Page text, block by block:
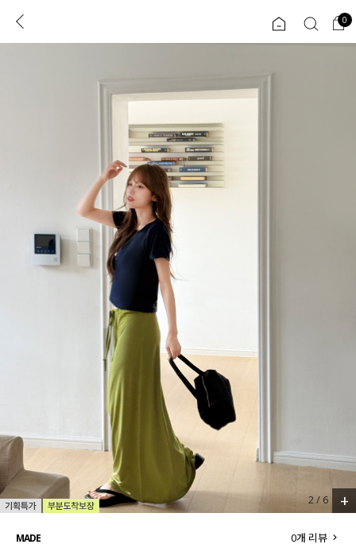
로그인 0
ENG
리뷰 & 혜택 플러스핏
CATEGORY
인플루언서 pick!
110사이즈
니트
블라우스
원피스
팬츠
스커트
0
2/ 6 +
MADE 0개 리뷰